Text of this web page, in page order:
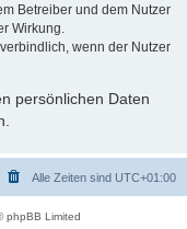
Betreiber und dem Nutzer
Wirkung.
wenn der Nutzer
persönlichen Daten
Alle Zeiten sind UTC+01:00
phpBB Limited